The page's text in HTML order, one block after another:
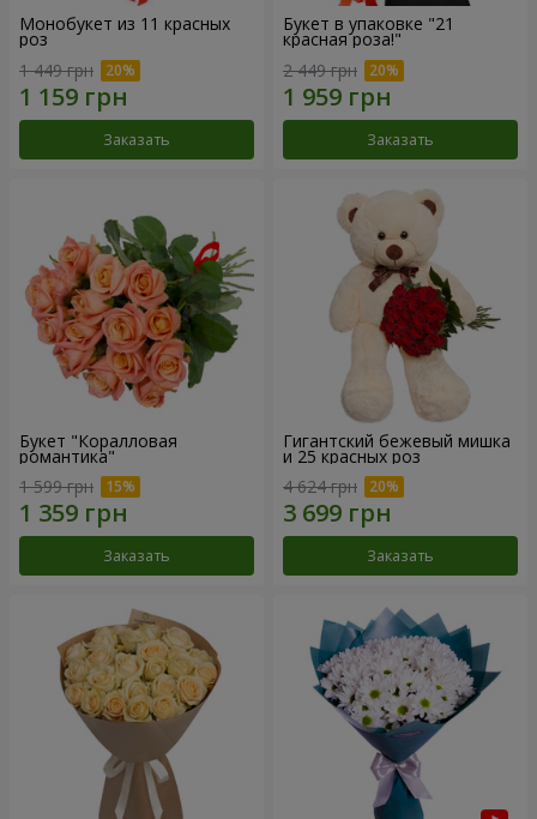
Монобукет из 11 красных
роз
1 449 грн
Заказать
Букет в упаковке "21
красная роза!"
2 449 грн
Заказать
Букет "Коралловая
романтика"
1 599 грн
Заказать
Гигантский бежевый мишка
и 25 красных роз
4 624 грн
Заказать